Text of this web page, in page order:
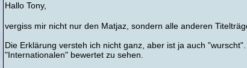
Hallo Tony,
vergiss mir nicht nur den Matjaz, sondern alle anderen
Die Erklärung versteh ich nicht ganz, aber ist ja auch
"Internationalen" bewertet zu sehen.